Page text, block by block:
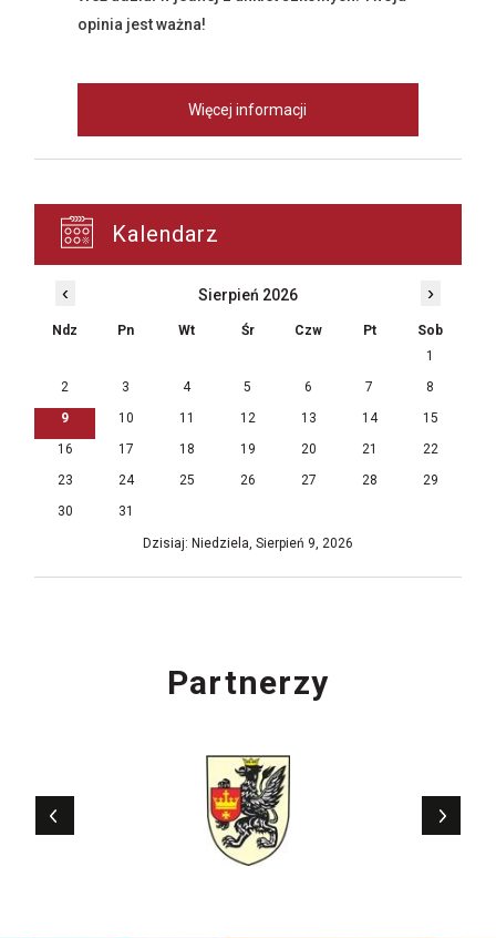
opinia jest ważna!
Więcej informacji
Kalendarz
‹ Sierpień 2026 ›
Ndz Pn Wt Śr Czw Pt
Sob
1
2
3 4 5 6 7
8
9
10 11 12 13 14
15
16
17 18 19 20 21
22
23
24 25 26 27 28
29
30
31
Dzisiaj: Niedziela, Sierpień 9, 2026
Partnerzy